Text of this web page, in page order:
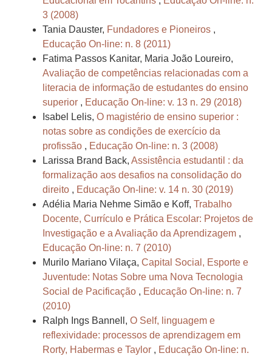
3 (2008)
Tania Dauster, Fundadores e Pioneiros ,
Educação On-line: n. 8 (2011)
Fatima Passos Kanitar, Maria João Loureiro,
Avaliação de competências relacionadas com a
literacia de informação de estudantes do ensino
superior , Educação On-line: v. 13 n. 29 (2018)
Isabel Lelis, O magistério de ensino superior :
notas sobre as condições de exercício da
profissão , Educação On-line: n. 3 (2008)
Larissa Brand Back, Assistência estudantil : da
formalização aos desafios na consolidação do
direito , Educação On-line: v. 14 n. 30 (2019)
Adélia Maria Nehme Simão e Koff, Trabalho
Docente, Currículo e Prática Escolar: Projetos de
Investigação e a Avaliação da Aprendizagem ,
Educação On-line: n. 7 (2010)
Murilo Mariano Vilaça, Capital Social, Esporte e
Juventude: Notas Sobre uma Nova Tecnologia
Social de Pacificação , Educação On-line: n. 7
(2010)
Ralph Ings Bannell, O Self, linguagem e
reflexividade: processos de aprendizagem em
Rorty, Habermas e Taylor , Educação On-line: n.